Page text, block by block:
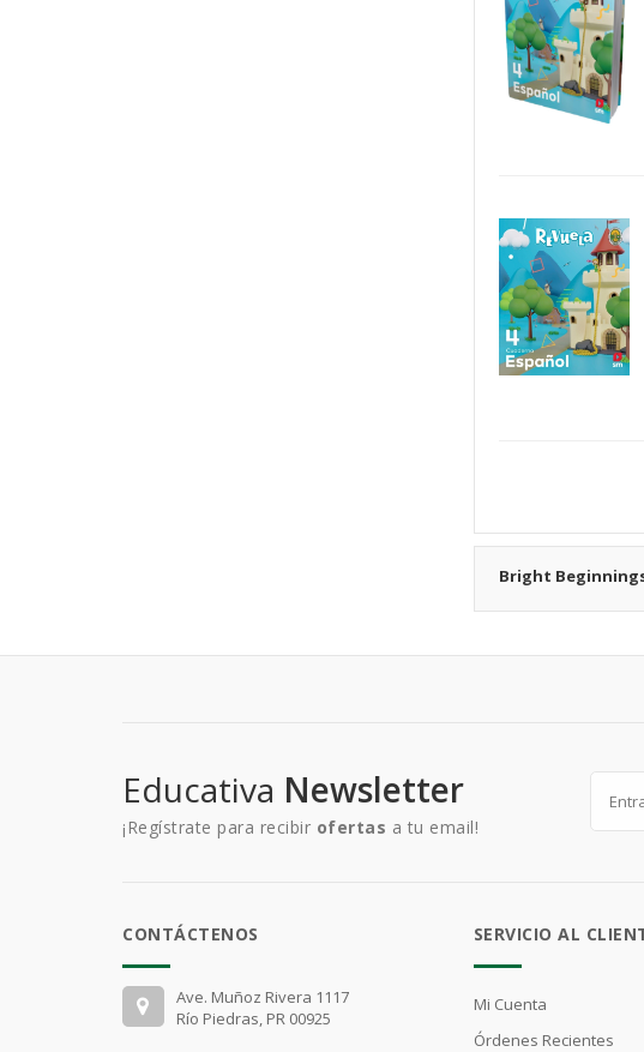
Bright
Educativa Newsletter
¡Regístrate para recibir ofertas a tu email!
CONTÁCTENOS
Ave. Muñoz Rivera 1117
Río Piedras, PR 00925
SERVICIO AL
Mi Cuenta
Órdenes Recientes